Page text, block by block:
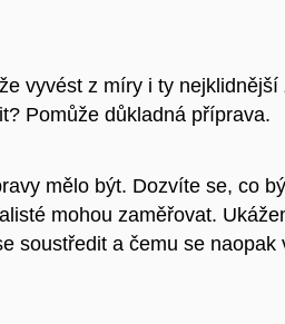
vyvést z míry i ty nejklidnější
Pomůže důkladná příprava.
mělo být. Dozvíte se, co
mohou zaměřovat.
soustředit a čemu se naopak